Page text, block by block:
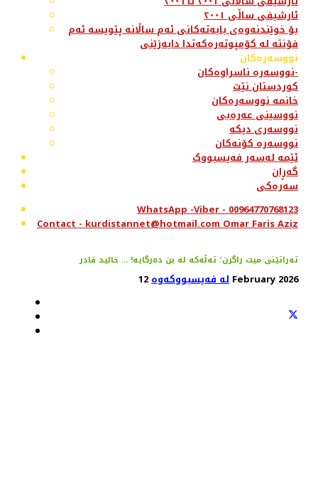
ئارشیفی ساڵی ٢٠٠١
بۆ خوێندنەوەی بابەتەکانی ئەم ساڵانە پێویسە ئەم
فۆنتە لە کۆمپوتەرەکەتدا دابەزێنی
نووسەرەکان
نووسەرە ناسراوەکان-
کوردستان نێت
خانمە نووسەرەکان
نووسینی عەرەبی
نووسەری دیکە
نووسەرە کۆنەکان
ئێمە لەسەر فەیسبووک
گەڕان
سەرەکی
WhatsApp -Viber - 00964770768123
Contact - kurdistannet@hotmail.com Omar Faris Aziz
تەراتێنی میت راگرن؛ تەڵەکە لە بن دەرگایە! ... خالید قادر
لە فەیسبووکەوە 12 February 2026